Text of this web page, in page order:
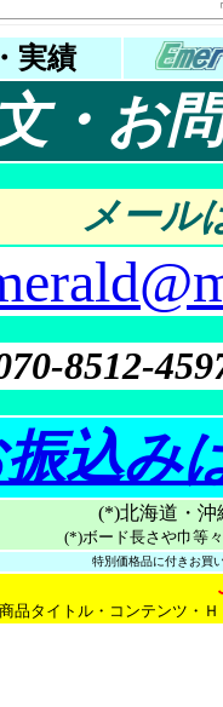
実績
・お
メール
8512-
込み
(*)北海道・沖
(*)ボード長さや巾等
特別価格品に付きお買
品タイトル・コンテンツ・